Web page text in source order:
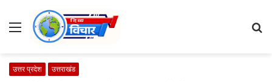
Menu
उत्तर प्रदेश उत्तराखंड